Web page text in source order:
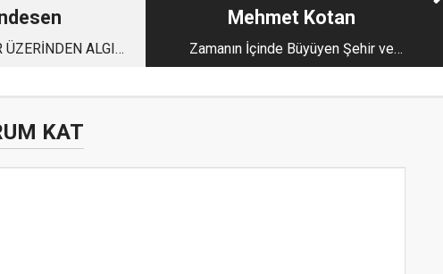
ÜZERİNDEN ALGI
Mehmet Kotan
Zamanın İçinde Büyüyen Şehir ve
Erzurum’un Sessiz Hafızası
KAT